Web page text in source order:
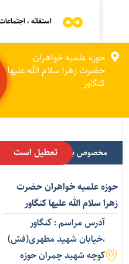
استغاثه ، اجتماعات
حوزه علمیه خواهران
حضرت زهرا سلام الله علیها
کنگاور
مخصوص بانوانتعطیل است
علمیه خواهران حضرت
سلام الله علیها کنگاور
آدرس مراسم : کنگاور
،خیابان شهید مطهری(فش)
کوچه شهید چمران حوزه